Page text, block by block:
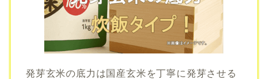
発芽玄米の底力は国産玄米を丁寧に発芽させる